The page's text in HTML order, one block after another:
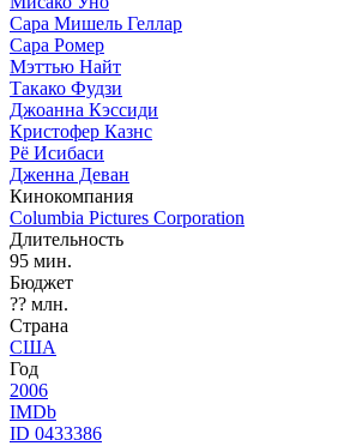
Сара Мишель Геллар
Сара Ромер
Мэттью Найт
Такако Фудзи
Джоанна Кэссиди
Кристофер Казнс
Рё Исибаси
Дженна Деван
Кинокомпания
Columbia Pictures Corporation
Длительность
95 мин.
Бюджет
?? млн.
Страна
США
Год
2006
IMDb
ID 0433386